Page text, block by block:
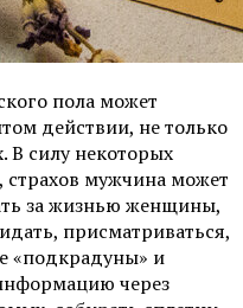
пола может
действии, не только
В силу некоторых
страхов мужчина может
за жизнью женщины,
присматриваться,
«подкрадуны» и
через